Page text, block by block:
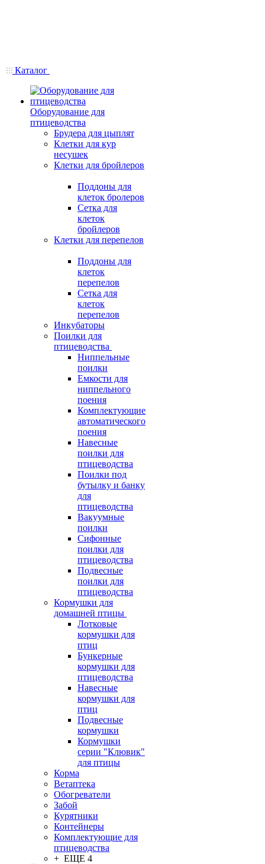
Каталог
Оборудование для
птицеводства
Брудера для цыплят
Клетки для кур
несушек
Клетки для бройлеров
Поддоны для
клеток бролеров
Сетка для
клеток
бройлеров
Клетки для перепелов
Поддоны для
клеток
перепелов
Сетка для
клеток
перепелов
Инкубаторы
Поилки для
птицеводства
Ниппельные
поилки
Емкости для
ниппельного
поения
Комплектующие
автоматического
поения
Навесные
поилки для
птицеводства
Поилки под
бутылку и банку
для
птицеводства
Вакуумные
поилки
Сифонные
поилки для
птицеводства
Подвесные
поилки для
птицеводства
Кормушки для
домашней птицы
Лотковые
кормушки для
птиц
Бункерные
кормушки для
птицеводства
Навесные
кормушки для
птиц
Подвесные
кормушки
Кормушки
серии "Клювик"
для птицы
Корма
Ветаптека
Обогреватели
Забой
Курятники
Контейнеры
Комплектующие для
птицеводства
+ ЕЩЕ 4